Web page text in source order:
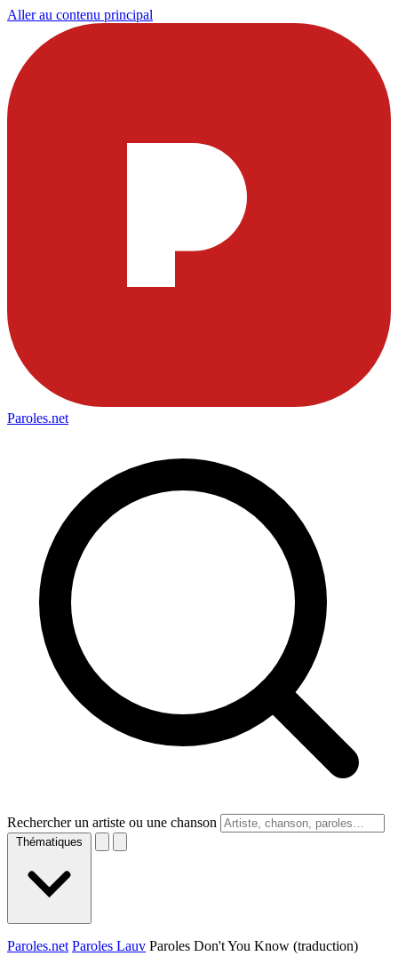
Aller au contenu principal
Paroles.net
Rechercher un artiste ou une chanson
Thématiques
Paroles.net Paroles Lauv Paroles Don't You Know (traduction)